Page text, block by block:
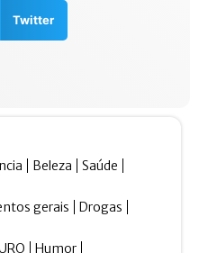
Twitter
Beleza Saúde
gerais Drogas
Humor